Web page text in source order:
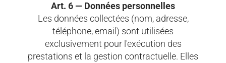
Art. 6 — Données personnelles
Les données collectées (nom, adresse,
téléphone, email) sont utilisées
exclusivement pour l'exécution des
prestations et la gestion contractuelle. Elles